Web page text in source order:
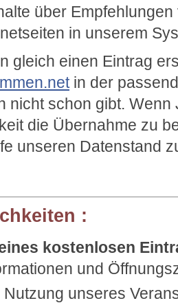
über
in unserem
gleich einen Eintrag
in der
nicht schon gibt.
die Übernahme zu
unseren Datenstand
:
kostenlosen
und
unseres